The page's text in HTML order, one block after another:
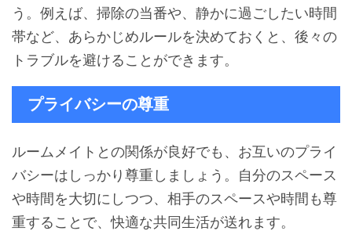
う。例えば、掃除の当番や、静かに過ごしたい時間
帯など、あらかじめルールを決めておくと、後々の
トラブルを避けることができます。
プライバシーの尊重
ルームメイトとの関係が良好でも、お互いのプライ
バシーはしっかり尊重しましょう。自分のスペース
や時間を大切にしつつ、相手のスペースや時間も尊
重することで、快適な共同生活が送れます。